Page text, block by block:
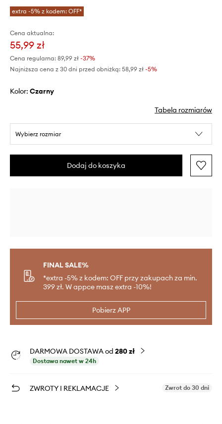
extra -5% z kodem: OFF*
Cena aktualna:
55,99 zł
Cena regularna: 89,99 zł -37%
Najniższa cena z 30 dni przed obniżką: 58,99 zł -5%
Kolor: czarny
Tabela rozmiarów
Wybierz rozmiar
Dodaj do koszyka
FINAL SALE%
*extra -5% z kodem: OFF przy zakupach za min.
399 zł. W appce masz extra -10%!
Pobierz APP
DARMOWA DOSTAWA od 280 zł
Dostawa nawet w 24h
ZWROTY I REKLAMACJE Zwrot do 30 dni